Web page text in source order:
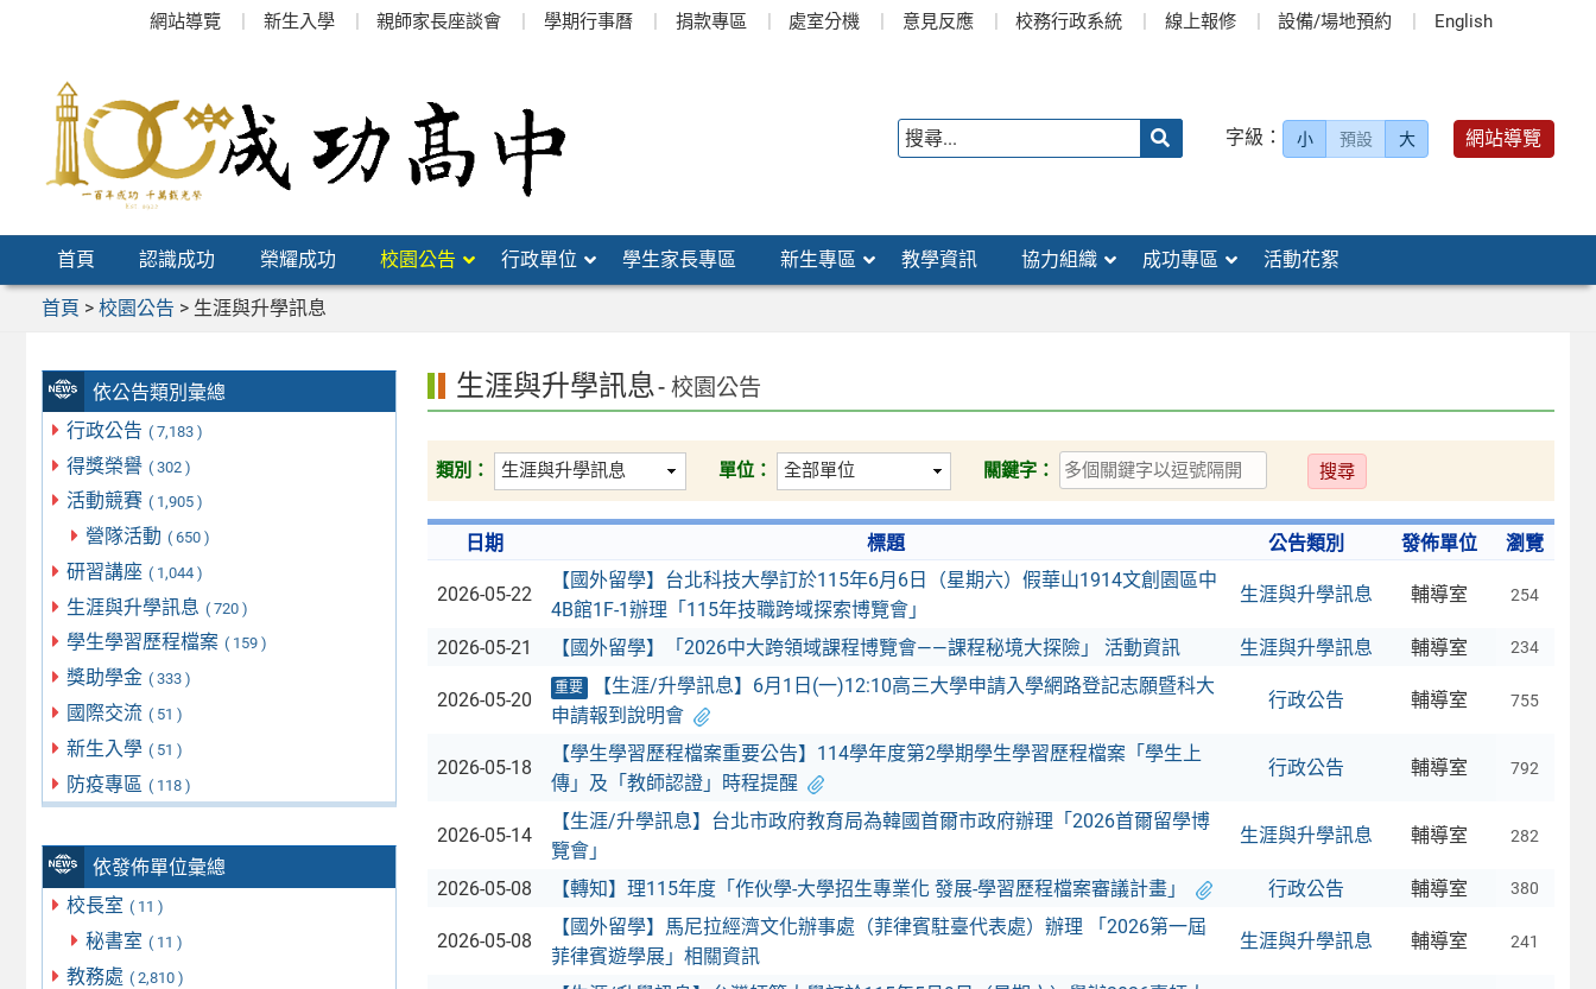
網站導覽 新生入學 親師家長座談會 學期行事曆 捐款專區 處室分機 意見反應 校務行政系統 線上報修 設備/場地預約 English
字級： 小 預設 大 網站導覽
首頁 認識成功 榮耀成功 校園公告 行政單位 學生家長專區 新生專區 教學資訊 協力組織 成功專區 活動花絮
首頁 > 校園公告 > 生涯與升學訊息
依公告類別彙總
行政公告 ( 7,183 )
得獎榮譽 ( 302 )
活動競賽 ( 1,905 )
營隊活動 ( 650 )
研習講座 ( 1,044 )
生涯與升學訊息 ( 720 )
學生學習歷程檔案 ( 159 )
獎助學金 ( 333 )
國際交流 ( 51 )
新生入學 ( 51 )
防疫專區 ( 118 )
依發佈單位彙總
校長室 ( 11 )
秘書室 ( 11 )
教務處 ( 2,810 )
生涯與升學訊息- 校園公告
類別： 單位： 關鍵字：
送
出
日期 標題 公告類別 發佈單位 瀏覽
2026-05-22
【國外留學】台北科技大學訂於115年6月6日（星期六）假華山1914文創園區中
4B館1F-1辦理「115年技職跨域探索博覽會」
生涯與升學訊息 輔導室 254
2026-05-21 【國外留學】「2026中大跨領域課程博覽會——課程秘境大探險」 活動資訊 生涯與升學訊息 輔導室 234
2026-05-20
重要
【生涯/升學訊息】6月1日(一)12:10高三大學申請入學網路登記志願暨科大
申請報到說明會
行政公告 輔導室 755
2026-05-18
【學生學習歷程檔案重要公告】114學年度第2學期學生學習歷程檔案「學生上
傳」及「教師認證」時程提醒
行政公告 輔導室 792
2026-05-14
【生涯/升學訊息】台北市政府教育局為韓國首爾市政府辦理「2026首爾留學博
覽會」
生涯與升學訊息 輔導室 282
2026-05-08 【轉知】理115年度「作伙學-大學招生專業化 發展-學習歷程檔案審議計畫」 行政公告 輔導室 380
2026-05-08
【國外留學】馬尼拉經濟文化辦事處（菲律賓駐臺代表處）辦理 「2026第一屆
菲律賓遊學展」相關資訊
生涯與升學訊息 輔導室 241